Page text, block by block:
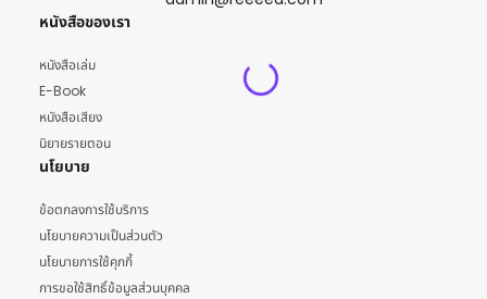
หนังสือของเรา
หนังสือเล่ม
E-Book
หนังสือเสียง
นิยายรายตอน
นโยบาย
ข้อตกลงการใช้บริการ
นโยบายความเป็นส่วนตัว
นโยบายการใช้คุกกี้
การขอใช้สิทธิ์ข้อมูลส่วนบุคคล